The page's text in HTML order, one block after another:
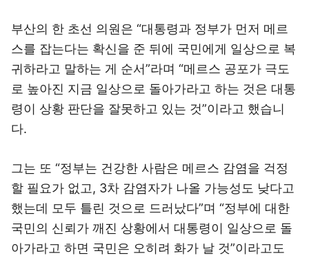
부산의 한 초선 의원은 “대통령과 정부가 먼저 메르
스를 잡는다는 확신을 준 뒤에 국민에게 일상으로 복
귀하라고 말하는 게 순서”라며 “메르스 공포가 극도
로 높아진 지금 일상으로 돌아가라고 하는 것은 대통
령이 상황 판단을 잘못하고 있는 것”이라고 했습니
다.
그는 또 “정부는 건강한 사람은 메르스 감염을 걱정
할 필요가 없고, 3차 감염자가 나올 가능성도 낮다고
했는데 모두 틀린 것으로 드러났다”며 “정부에 대한
국민의 신뢰가 깨진 상황에서 대통령이 일상으로 돌
아가라고 하면 국민은 오히려 화가 날 것”이라고도